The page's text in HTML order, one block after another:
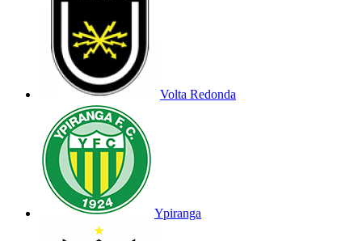
Volta Redonda
Ypiranga